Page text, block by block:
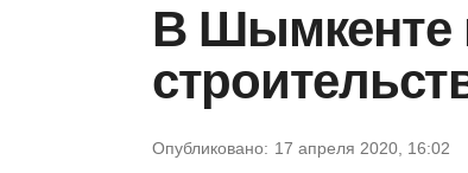
В Шымкенте
Опубликовано: 17 апреля 2020, 16:02